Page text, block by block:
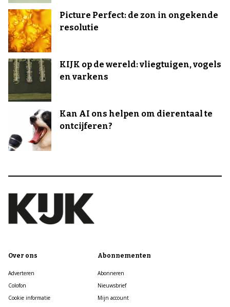
Picture Perfect: de zon in ongekende
resolutie
KIJK op de wereld: vliegtuigen, vogels
en varkens
Kan AI ons helpen om dierentaal te
ontcijferen?
Over ons
Adverteren
Colofon
Cookie informatie
Abonnementen
Abonneren
Nieuwsbrief
Mijn account